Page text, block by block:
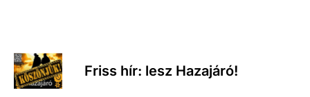
Friss hír: lesz Hazajáró!